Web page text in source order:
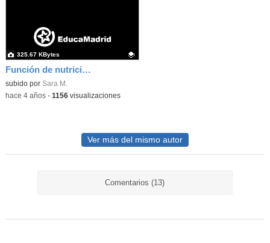
Función de nutrición
Contenido educativo.
subido por Sara M.
325.67 KBytes
-hace 4 años- 1156visualizaciones
Ver más del mismo autor
Comentarios (13)